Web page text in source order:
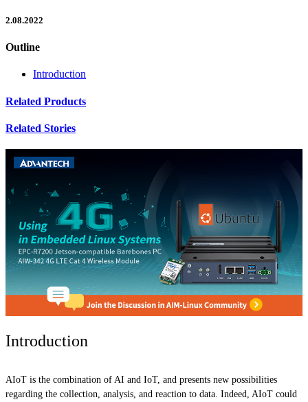
2.08.2022
Outline
Introduction
Related Products
Related Stories
Introduction
AIoT is the combination of AI and IoT, and presents new possibilities
regarding the collection, analysis, and reaction to data. Indeed, AIoT could